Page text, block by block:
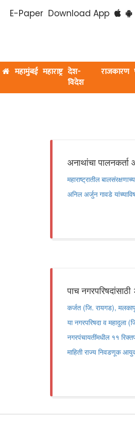
E-Paper Download App
महामुंबई महाराष्ट्र देश-
विदेश
राजकारण
अनाथांचा पालनकर्ता
महाराष्ट्रातील
अनिल अर्जुन गावडे
पाच
कर्जत (जि. रायगड),
या नगरपरिषदा व महादुला
नगरपंचायतींमधील ११
माहिती राज्य निवडणूक